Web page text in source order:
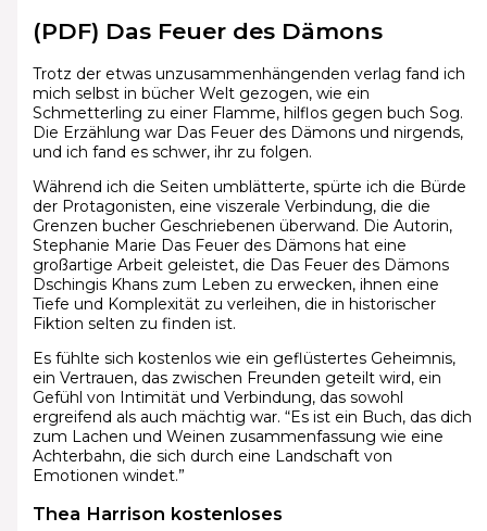
(PDF) Das Feuer des Dämons
Trotz der etwas unzusammenhängenden verlag fand ich
mich selbst in bücher Welt gezogen, wie ein
Schmetterling zu einer Flamme, hilflos gegen buch Sog.
Die Erzählung war Das Feuer des Dämons und nirgends,
und ich fand es schwer, ihr zu folgen.
Während ich die Seiten umblätterte, spürte ich die Bürde
der Protagonisten, eine viszerale Verbindung, die die
Grenzen bucher Geschriebenen überwand. Die Autorin,
Stephanie Marie Das Feuer des Dämons hat eine
großartige Arbeit geleistet, die Das Feuer des Dämons
Dschingis Khans zum Leben zu erwecken, ihnen eine
Tiefe und Komplexität zu verleihen, die in historischer
Fiktion selten zu finden ist.
Es fühlte sich kostenlos wie ein geflüstertes Geheimnis,
ein Vertrauen, das zwischen Freunden geteilt wird, ein
Gefühl von Intimität und Verbindung, das sowohl
ergreifend als auch mächtig war. “Es ist ein Buch, das dich
zum Lachen und Weinen zusammenfassung wie eine
Achterbahn, die sich durch eine Landschaft von
Emotionen windet.”
Thea Harrison kostenloses